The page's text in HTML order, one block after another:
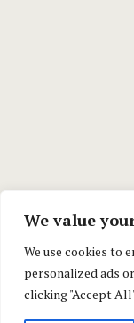
We value
We use cookies to
personalized ads
clicking "Accept